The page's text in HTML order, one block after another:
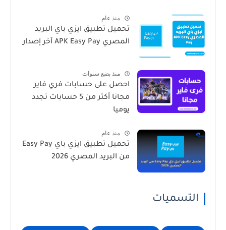
منذ عام
تحميل تطبيق ايزي باي البريد
المصري APK Easy Pay آخر إصدار
منذ بضع سنوات
احصل على حسابات فري فاير
مجانا أكثر من 5 حسابات تجدد
يوميا
منذ عام
تحميل تطبيق ايزي باي Easy Pay
من البريد المصري 2026
التسميات